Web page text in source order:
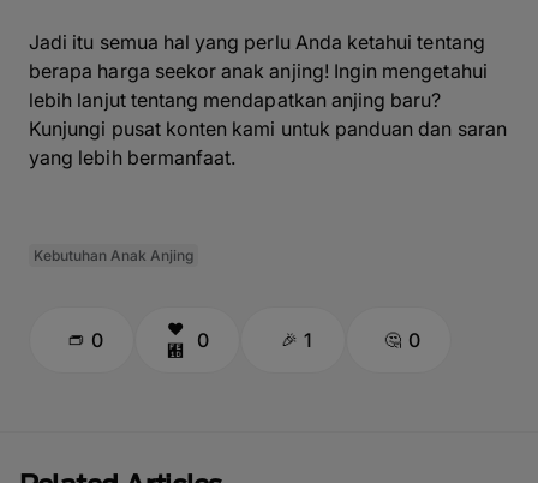
Jadi itu semua hal yang perlu Anda ketahui tentang
berapa harga seekor anak anjing! Ingin mengetahui
lebih lanjut tentang mendapatkan anjing baru?
Kunjungi pusat konten kami untuk panduan dan saran
yang lebih bermanfaat.
Kebutuhan Anak Anjing
0 0 1 0